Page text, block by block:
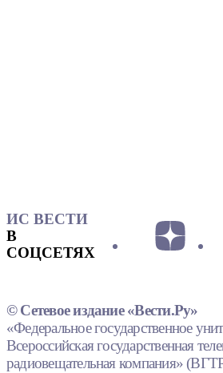
ИС ВЕСТИ
В
СОЦСЕТЯХ
© Сетевое издание «Вести.Ру»
«Федеральное государственное
Всероссийская государственная
радиовещательная компания»